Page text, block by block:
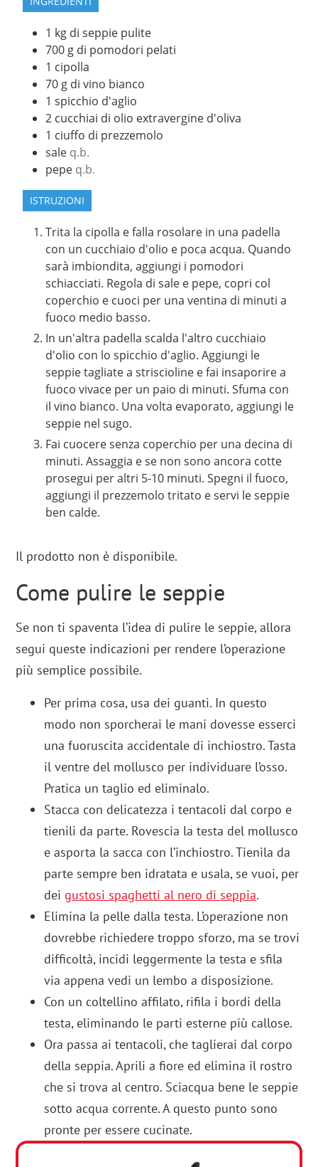
1 kg di seppie pulite
700 g di pomodori pelati
1 cipolla
70 g di vino bianco
1 spicchio d'aglio
2 cucchiai di olio extravergine d'oliva
1 ciuffo di prezzemolo
sale q.b.
pepe q.b.
ISTRUZIONI
Trita la cipolla e falla rosolare in una padella
con un cucchiaio d'olio e poca acqua. Quando
sarà imbiondita, aggiungi i pomodori
schiacciati. Regola di sale e pepe, copri col
coperchio e cuoci per una ventina di minuti a
fuoco medio basso.
In un'altra padella scalda l'altro cucchiaio
d'olio con lo spicchio d'aglio. Aggiungi le
seppie tagliate a striscioline e fai insaporire a
fuoco vivace per un paio di minuti. Sfuma con
il vino bianco. Una volta evaporato, aggiungi le
seppie nel sugo.
Fai cuocere senza coperchio per una decina di
minuti. Assaggia e se non sono ancora cotte
prosegui per altri 5-10 minuti. Spegni il fuoco,
aggiungi il prezzemolo tritato e servi le seppie
ben calde.
Il prodotto non è disponibile.
Come pulire le seppie
Se non ti spaventa l’idea di pulire le seppie, allora
segui queste indicazioni per rendere l’operazione
più semplice possibile.
Per prima cosa, usa dei guanti. In questo
modo non sporcherai le mani dovesse esserci
una fuoruscita accidentale di inchiostro. Tasta
il ventre del mollusco per individuare l’osso.
Pratica un taglio ed eliminalo.
Stacca con delicatezza i tentacoli dal corpo e
tienili da parte. Rovescia la testa del mollusco
e asporta la sacca con l’inchiostro. Tienila da
parte sempre ben idratata e usala, se vuoi, per
deigustosi spaghetti al nero di seppia.
Elimina la pelle dalla testa. L’operazione non
dovrebbe richiedere troppo sforzo, ma se trovi
difficoltà, incidi leggermente la testa e sfila
via appena vedi un lembo a disposizione.
Con un coltellino affilato, rifila i bordi della
testa, eliminando le parti esterne più callose.
Ora passa ai tentacoli, che taglierai dal corpo
della seppia. Aprili a fiore ed elimina il rostro
che si trova al centro. Sciacqua bene le seppie
sotto acqua corrente. A questo punto sono
pronte per essere cucinate.